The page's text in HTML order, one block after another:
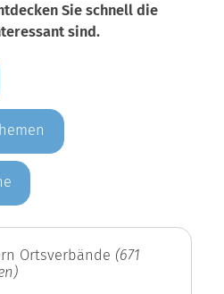
Sie schnell die
sind.
Ortsverbände (671